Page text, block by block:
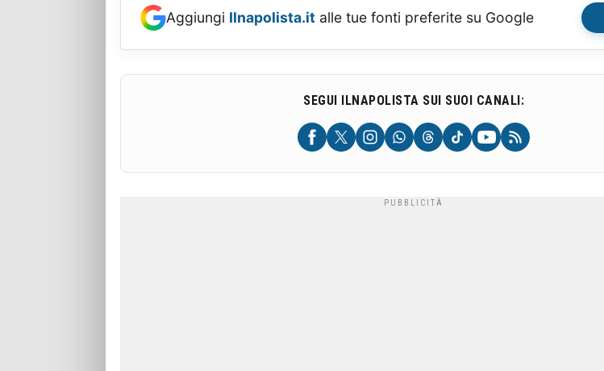
Aggiungi Ilnapolista.it alle tue fonti preferite su Google
SEGUI ILNAPOLISTA SUI SUOI CANALI: